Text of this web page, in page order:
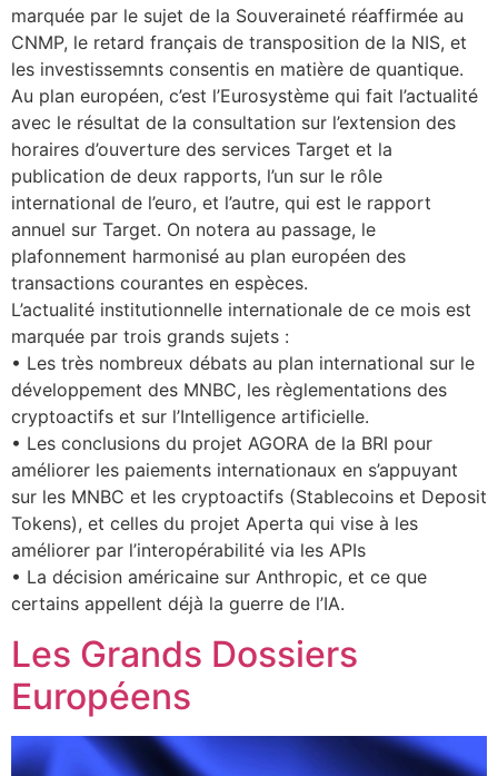
marquée par le sujet de la Souveraineté réaffirmée au
CNMP, le retard français de transposition de la NIS, et
les investissemnts consentis en matière de quantique.
Au plan européen, c’est l’Eurosystème qui fait l’actualité
avec le résultat de la consultation sur l’extension des
horaires d’ouverture des services Target et la
publication de deux rapports, l’un sur le rôle
international de l’euro, et l’autre, qui est le rapport
annuel sur Target. On notera au passage, le
plafonnement harmonisé au plan européen des
transactions courantes en espèces.
L’actualité institutionnelle internationale de ce mois est
marquée par trois grands sujets :
• Les très nombreux débats au plan international sur le
développement des MNBC, les règlementations des
cryptoactifs et sur l’Intelligence artificielle.
• Les conclusions du projet AGORA de la BRI pour
améliorer les paiements internationaux en s’appuyant
sur les MNBC et les cryptoactifs (Stablecoins et Deposit
Tokens), et celles du projet Aperta qui vise à les
améliorer par l’interopérabilité via les APIs
• La décision américaine sur Anthropic, et ce que
certains appellent déjà la guerre de l’IA.
Les Grands Dossiers
Européens